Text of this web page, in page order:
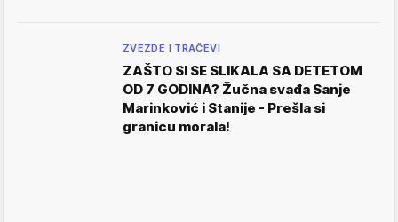
ZVEZDE I TRAČEVI
ZAŠTO SI SE SLIKALA SA DETETOM
OD 7 GODINA? Žučna svađa Sanje
Marinković i Stanije - Prešla si
granicu morala!